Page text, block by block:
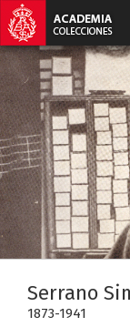
Serrano
1873-1941